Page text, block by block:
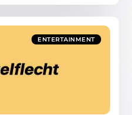
ENTERTAINMENT